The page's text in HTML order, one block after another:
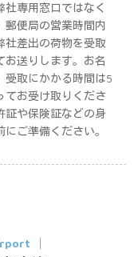
専用窓口ではなく
郵便局の営業時間内
社差出の荷物を受取
お送りします。お名
受取にかかる時間は5
てお受け取りくださ
証や保険証などの身
ご準備ください。